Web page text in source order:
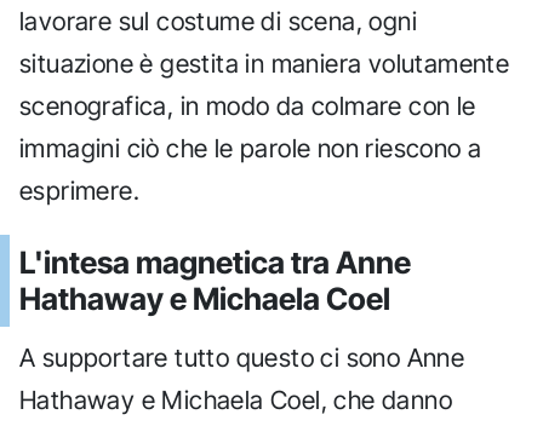
lavorare sul costume di scena, ogni
situazione è gestita in maniera volutamente
scenografica, in modo da colmare con le
immagini ciò che le parole non riescono a
esprimere.
L'intesa magnetica tra Anne
Hathaway e Michaela Coel
A supportare tutto questo ci sono Anne
Hathaway e Michaela Coel, che danno